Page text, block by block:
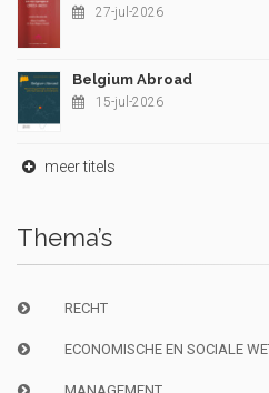
27-jul-2026
Belgium Abroad
15-jul-2026
meer titels
Thema’s
RECHT
ECONOMISCHE EN SOCIALE